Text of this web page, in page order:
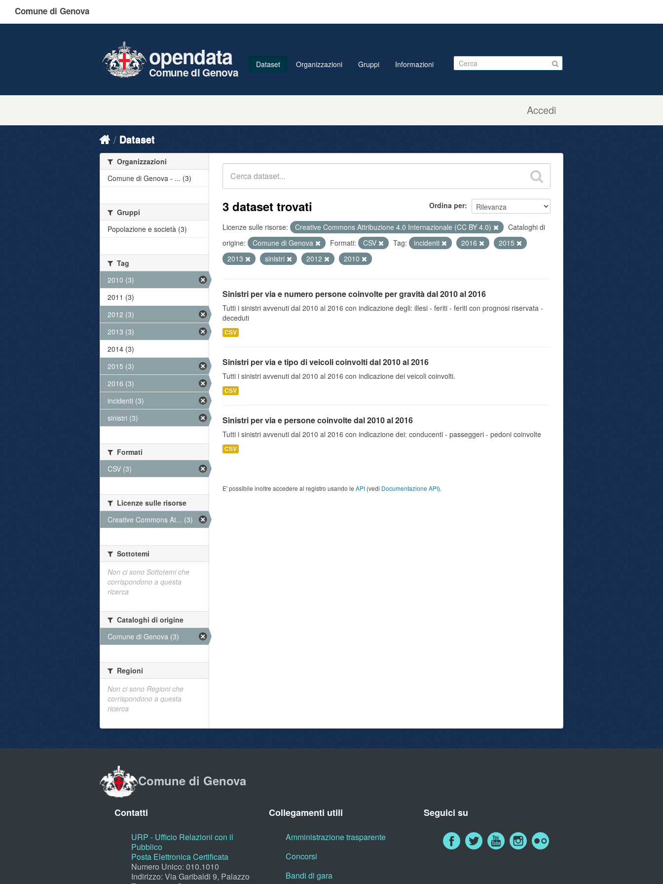
Comune di Genova
Accedi
opendata
Comune di Genova
Dataset Organizzazioni Gruppi Informazioni
Dataset
Ordina per
3 dataset trovati
Licenze sulle risorse: Creative Commons Attribuzione 4.0 Internazionale (CC BY 4.0)
Cataloghi di
origine:
Comune di Genova Formati: CSV Tag: incidenti 2016
2015
2013
sinistri 2012 2010
Sinistri per via e numero persone coinvolte per gravità dal 2010 al 2016
Tutti i sinistri avvenuti dal 2010 al 2016 con indicazione degli: illesi - feriti - feriti con prognosi riservata -
deceduti
CSV
Sinistri per via e tipo di veicoli coinvolti dal 2010 al 2016
Tutti i sinistri avvenuti dal 2010 al 2016 con indicazione dei veicoli coinvolti.
CSV
Sinistri per via e persone coinvolte dal 2010 al 2016
Tutti i sinistri avvenuti dal 2010 al 2016 con indicazione dei: conducenti - passeggeri - pedoni coinvolte
CSV
E' possibile inoltre accedere al registro usando le API (vedi Documentazione API).
Organizzazioni
Comune di Genova - ... (3)
Gruppi
Popolazione e società (3)
Tag
2010 (3)
2011 (3)
2012 (3)
2013 (3)
2014 (3)
2015 (3)
2016 (3)
incidenti (3)
sinistri (3)
Formati
CSV (3)
Licenze sulle risorse
Creative Commons At... (3)
Sottotemi
Non ci sono Sottotemi che
corrispondono a questa
ricerca
Cataloghi di origine
Comune di Genova (3)
Regioni
Non ci sono Regioni che
corrispondono a questa
ricerca
Comune di Genova
Contatti
URP - Ufficio Relazioni con il
Pubblico
Posta Elettronica Certificata
Numero Unico: 010.1010
Indirizzo: Via Garibaldi 9, Palazzo
Collegamenti utili
Amministrazione trasparente
Concorsi
Bandi di gara
Seguici su